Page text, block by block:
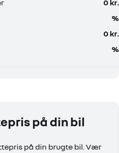
på din bil
på din brugte bil. Vær